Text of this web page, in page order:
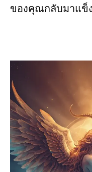
ของคุณกลับมาแข็